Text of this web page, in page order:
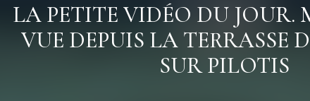
LA PETITE VIDÉO DU JOUR.
VUE DEPUIS LA TERRASSE
SUR PILOTIS